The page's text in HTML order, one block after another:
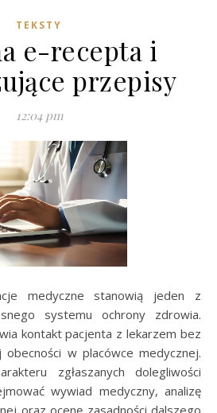
TEKSTY
e-recepta i
przepisy
12:04 pm
medyczne stanowią jeden z
systemu ochrony zdrowia.
kontakt pacjenta z lekarzem bez
obecności w placówce medycznej.
zgłaszanych dolegliwości
wywiad medyczny, analizę
oraz ocenę zasadności dalszego